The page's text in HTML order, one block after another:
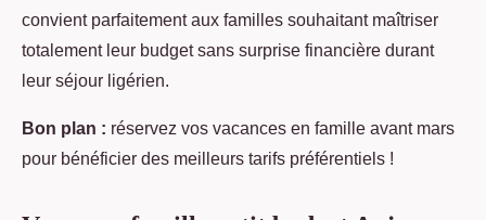
convient parfaitement aux familles souhaitant maîtriser
totalement leur budget sans surprise financière durant
leur séjour ligérien.
Bon plan : réservez vos vacances en famille avant mars
pour bénéficier des meilleurs tarifs préférentiels !